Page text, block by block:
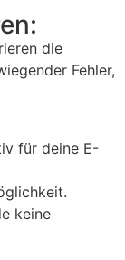
die
Fehler,
für deine E-
keine